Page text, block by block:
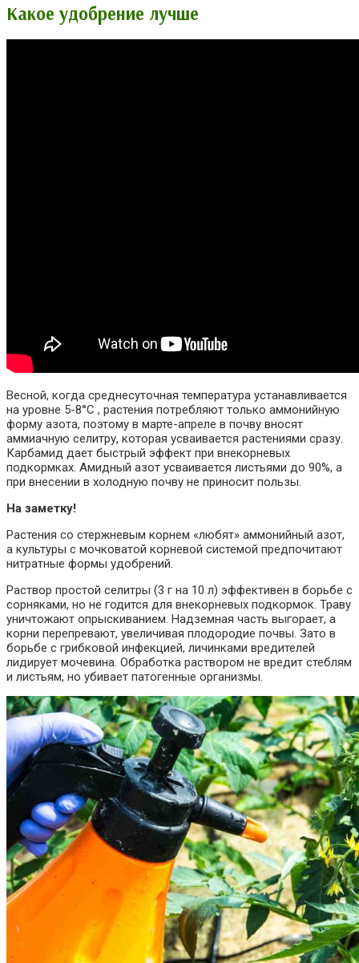
Какое удобрение лучше
Весной, когда среднесуточная температура устанавливается
на уровне 5-8°C , растения потребляют только аммонийную
форму азота, поэтому в марте-апреле в почву вносят
аммиачную селитру, которая усваивается растениями сразу.
Карбамид дает быстрый эффект при внекорневых
подкормках. Амидный азот усваивается листьями до 90%, а
при внесении в холодную почву не приносит пользы.
На заметку!
Растения со стержневым корнем «любят» аммонийный азот,
а культуры с мочковатой корневой системой предпочитают
нитратные формы удобрений.
Раствор простой селитры (3 г на 10 л) эффективен в борьбе с
сорняками, но не годится для внекорневых подкормок. Траву
уничтожают опрыскиванием. Надземная часть выгорает, а
корни перепревают, увеличивая плодородие почвы. Зато в
борьбе с грибковой инфекцией, личинками вредителей
лидирует мочевина. Обработка раствором не вредит стеблям
и листьям, но убивает патогенные организмы.